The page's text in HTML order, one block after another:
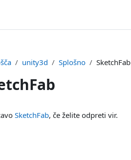
unity3d Splošno SketchFab
SketchFab, če želite odpreti vir.